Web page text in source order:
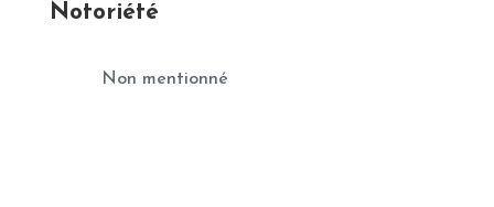
Notoriété
Non mentionné